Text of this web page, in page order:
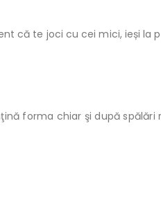
că te joci cu cei mici, ieși la
forma chiar şi după spălări